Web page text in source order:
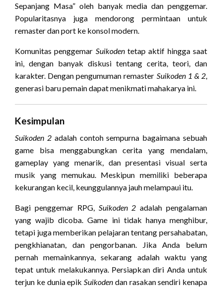
Sepanjang Masa” oleh banyak media dan penggemar.
Popularitasnya juga mendorong permintaan untuk
remaster dan port ke konsol modern.
Komunitas penggemar Suikodentetap aktif hingga saat
ini, dengan banyak diskusi tentang cerita, teori, dan
karakter. Dengan pengumuman remaster Suikoden 1 & 2,
generasi baru pemain dapat menikmati mahakarya ini.
Kesimpulan
Suikoden 2adalah contoh sempurna bagaimana sebuah
game bisa menggabungkan cerita yang mendalam,
gameplay yang menarik, dan presentasi visual serta
musik yang memukau. Meskipun memiliki beberapa
kekurangan kecil, keunggulannya jauh melampaui itu.
Bagi penggemar RPG, Suikoden 2 adalah pengalaman
yang wajib dicoba. Game ini tidak hanya menghibur,
tetapi juga memberikan pelajaran tentang persahabatan,
pengkhianatan, dan pengorbanan. Jika Anda belum
pernah memainkannya, sekarang adalah waktu yang
tepat untuk melakukannya. Persiapkan diri Anda untuk
terjun ke dunia epik Suikoden dan rasakan sendiri kenapa